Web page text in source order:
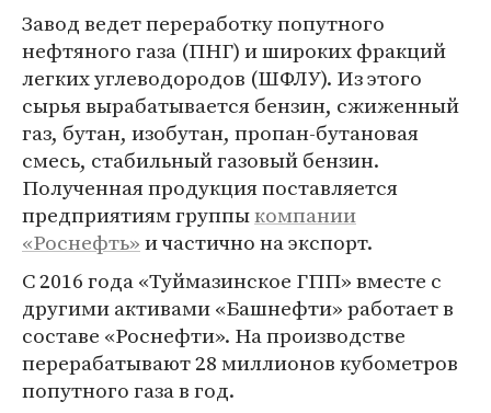
Завод ведет переработку попутного
нефтяного газа (ПНГ) и широких фракций
легких углеводородов (ШФЛУ). Из этого
сырья вырабатывается бензин, сжиженный
газ, бутан, изобутан, пропан-бутановая
смесь, стабильный газовый бензин.
Полученная продукция поставляется
предприятиям группыкомпании
«Роснефть»и частично на экспорт.
С 2016 года «Туймазинское ГПП» вместе с
другими активами «Башнефти» работает в
составе «Роснефти». На производстве
перерабатывают 28 миллионов кубометров
попутного газа в год.